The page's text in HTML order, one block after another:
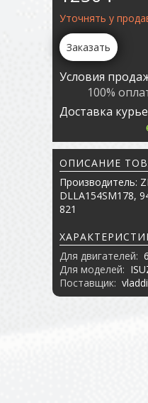
Уточнять у
Заказать
Условия
100%
Доставка
ОПИСАНИЕ
Производитель:
DLLA154SM178,
821
Для двигателей:
Для моделей:
Поставщик: